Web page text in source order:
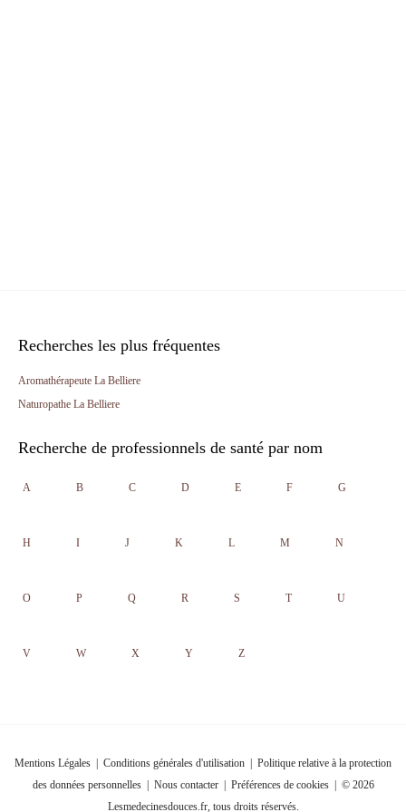
Recherches les plus fréquentes
Aromathérapeute La Belliere
Naturopathe La Belliere
Recherche de professionnels de santé par nom
A B C D E F G
H I J K L M N
O P Q R S T U
V W X Y Z
Mentions Légales Conditions générales d'utilisation
Politique relative à la protection
des données personnelles| Nous contacter| Préférences de cookies| © 2026
Lesmedecinesdouces.fr, tous droits réservés.